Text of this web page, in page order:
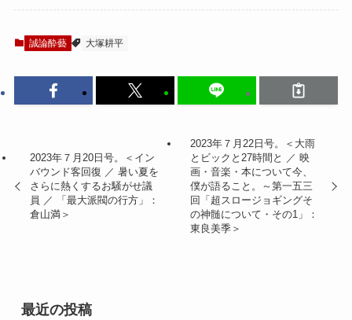
誠論酔藝 大塚耕平
2023年７月20日号。＜イン
バウンド客回復 ／ 暑い夏を
さらに熱くするお騒がせ議
員 ／ 「最大派閥の行方」：
倉山満＞
2023年７月22日号。＜大雨
とビックと27時間と ／ 映
画・音楽・本について今、
僕が語ること。～第一五三
回「超スロージョギングそ
の神髄について・その1」：
東良美季＞
最近の投稿